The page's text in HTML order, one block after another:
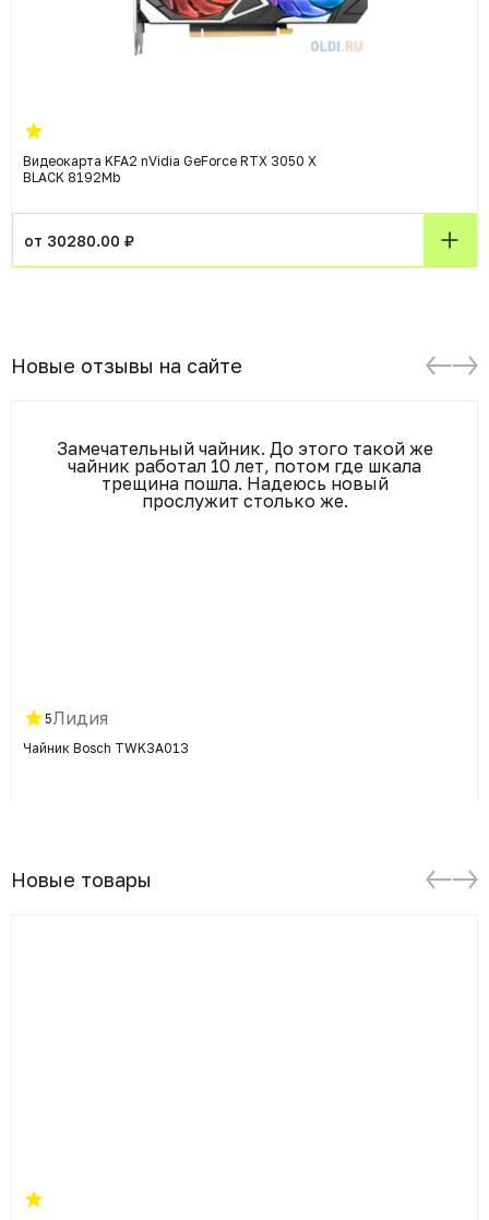
Видеокарта KFA2 nVidia GeForce RTX 3050 X
BLACK 8192Mb
от 30280.00 ₽
Новые отзывы на сайте
Замечательный чайник. До этого такой же
чайник работал 10 лет, потом где шкала
трещина пошла. Надеюсь новый
прослужит столько же.
5Лидия
Чайник Bosch TWK3A013
Новые товары